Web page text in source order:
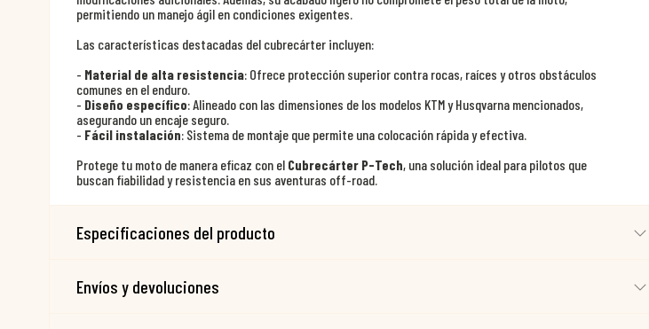
permitiendo un manejo ágil en condiciones exigentes.
Las características destacadas del cubrecárter incluyen:
- Material de alta resistencia: Ofrece protección superior contra rocas, raíces y otros obstáculos
comunes en el enduro.
- Diseño específico: Alineado con las dimensiones de los modelos KTM y Husqvarna mencionados,
asegurando un encaje seguro.
- Fácil instalación: Sistema de montaje que permite una colocación rápida y efectiva.
Protege tu moto de manera eficaz con el Cubrecárter P-Tech, una solución ideal para pilotos que
buscan fiabilidad y resistencia en sus aventuras off-road.
Especificaciones del producto
Envíos y devoluciones